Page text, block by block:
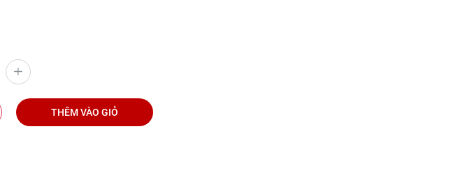
THÊM VÀO GIỎ